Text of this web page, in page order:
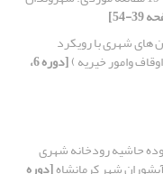
های شهری با رویکرد
وامور خیریه ) [دوره 6،
حاشیه رودخانه شهری
شهر کرمانشاه[دوره